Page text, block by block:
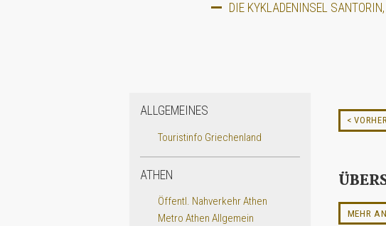
DIE KYKLADENINSEL
ALLGEMEINES
Touristinfo Griechenland
ATHEN
Öffentl. Nahverkehr Athen
Metro Athen Allgemein
<
MEHR